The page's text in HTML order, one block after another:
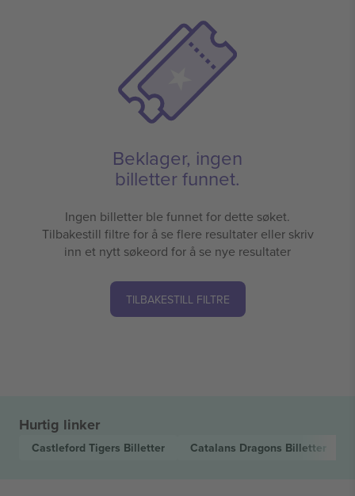
Beklager, ingen
billetter funnet.
Ingen billetter ble funnet for dette søket.
Tilbakestill filtre for å se flere resultater eller skriv
inn et nytt søkeord for å se nye resultater
TILBAKESTILL FILTRE
Hurtig linker
Castleford Tigers Billetter Catalans Dragons Billetter